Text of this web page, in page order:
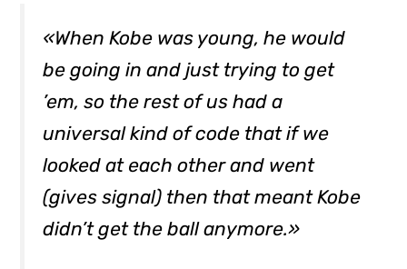
«When Kobe was young, he would
be going in and just trying to get
’em, so the rest of us had a
universal kind of code that if we
looked at each other and went
(gives signal) then that meant Kobe
didn’t get the ball anymore.»